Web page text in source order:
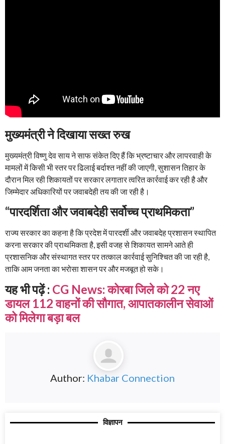
मुख्यमंत्री ने दिखाया सख्त रुख
मुख्यमंत्री विष्णु देव साय ने साफ संकेत दिए हैं कि भ्रष्टाचार और लापरवाही के
मामलों में किसी भी स्तर पर ढिलाई बर्दाश्त नहीं की जाएगी, सुशासन तिहार के
दौरान मिल रही शिकायतों पर सरकार लगातार त्वरित कार्रवाई कर रही है और
जिम्मेदार अधिकारियों पर जवाबदेही तय की जा रही है।
“पारदर्शिता और जवाबदेही सर्वोच्च प्राथमिकता”
राज्य सरकार का कहना है कि प्रदेश में पारदर्शी और जवाबदेह प्रशासन स्थापित
करना सरकार की प्राथमिकता है, इसी वजह से शिकायत सामने आते ही
प्रशासनिक और संस्थागत स्तर पर तत्काल कार्रवाई सुनिश्चित की जा रही है,
ताकि आम जनता का भरोसा शासन पर और मजबूत हो सके।
यह भी पढ़ें : CG News: कोरबा जिले को 22 नए
डायल 112 वाहनों की सौगात, आपातकालीन सेवाओं
को मिलेगा बड़ा बल
Author: Khabar Connection
विज्ञापन